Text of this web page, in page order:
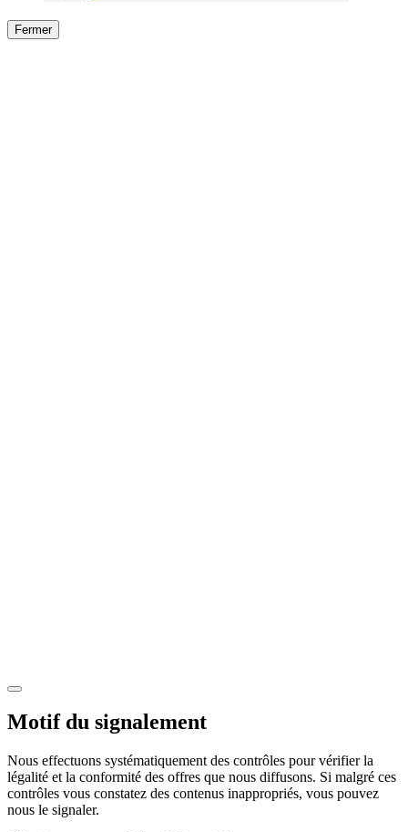
Fermer
Motif du signalement
Nous effectuons systématiquement des contrôles pour vérifier la
légalité et la conformité des offres que nous diffusons. Si malgré ces
contrôles vous constatez des contenus inappropriés, vous pouvez
nous le signaler.